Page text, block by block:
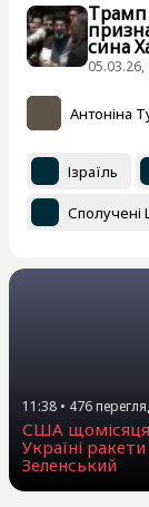
Трамп
сина
05.03.26,
Антоніна
Ізраїль
11:38 • 476
США щомісяця
Україні
Зеленський